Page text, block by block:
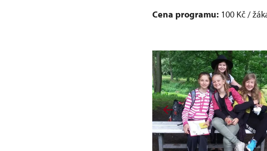
Cena programu: 100 Kč /